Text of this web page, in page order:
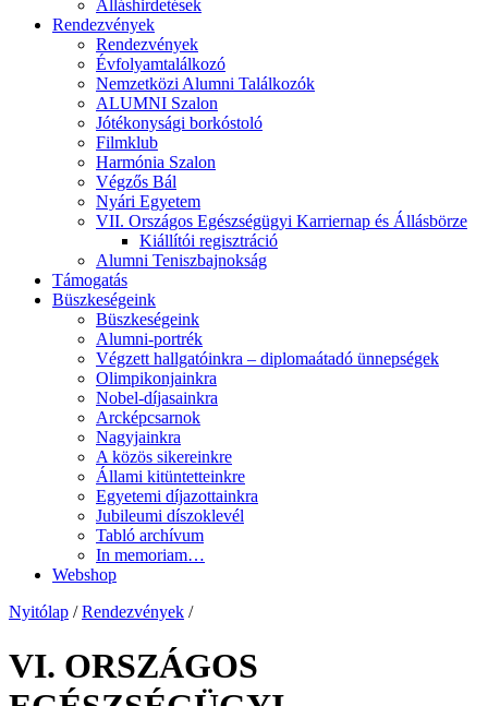
Álláshirdetések
Rendezvények
Rendezvények
Évfolyamtalálkozó
Nemzetközi Alumni Találkozók
ALUMNI Szalon
Jótékonysági borkóstoló
Filmklub
Harmónia Szalon
Végzős Bál
Nyári Egyetem
VII. Országos Egészségügyi Karriernap és Állásbörze
Kiállítói regisztráció
Alumni Teniszbajnokság
Támogatás
Büszkeségeink
Büszkeségeink
Alumni-portrék
Végzett hallgatóinkra – diplomaátadó ünnepségek
Olimpikonjainkra
Nobel-díjasainkra
Arcképcsarnok
Nagyjainkra
A közös sikereinkre
Állami kitüntetteinkre
Egyetemi díjazottainkra
Jubileumi díszoklevél
Tabló archívum
In memoriam…
Webshop
Nyitólap / Rendezvények /
VI. ORSZÁGOS